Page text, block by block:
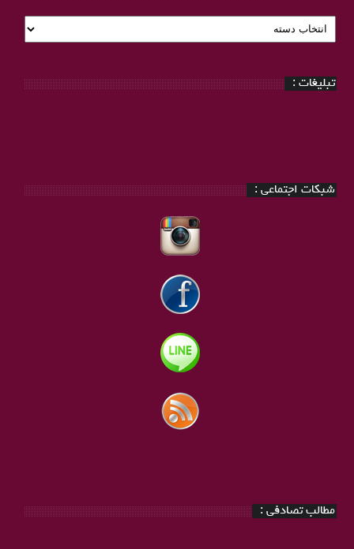
دسته
بندی
تبلیغات :
شبکات اجتماعی :
مطالب تصادفی :